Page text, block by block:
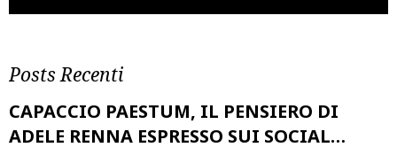
Posts Recenti
CAPACCIO PAESTUM, IL PENSIERO DI
ADELE RENNA ESPRESSO SUI SOCIAL…